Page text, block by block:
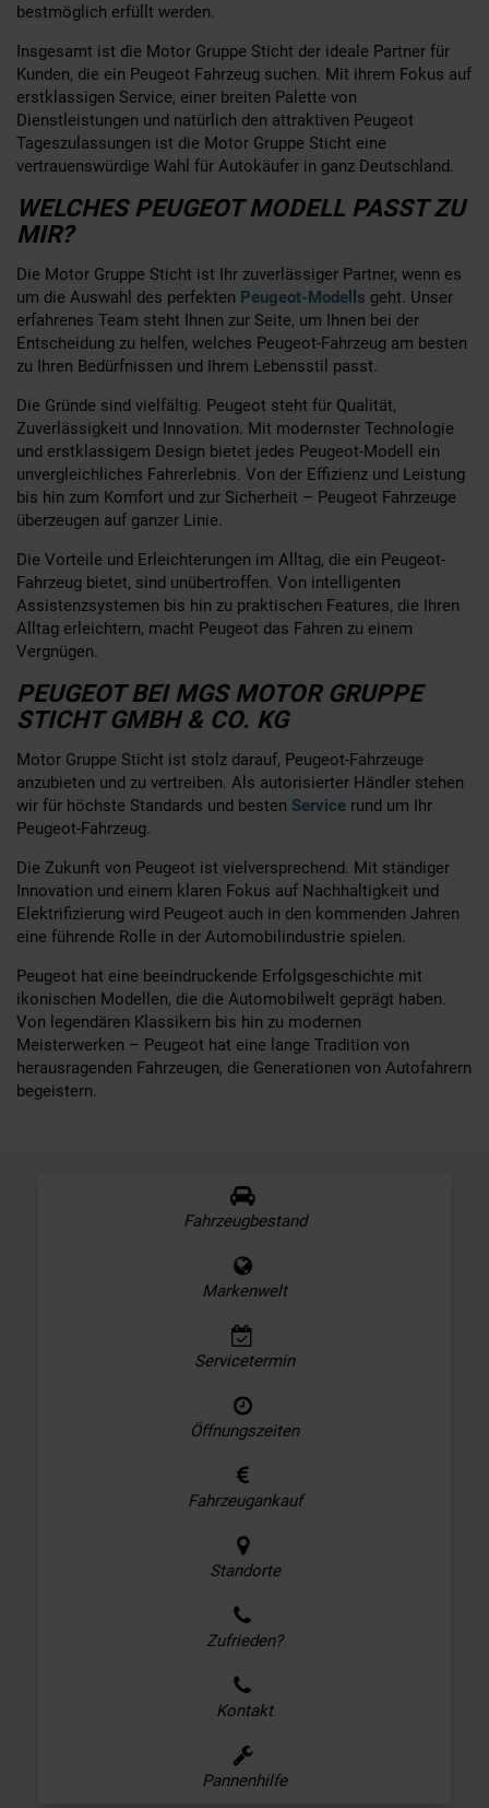
bestmöglich erfüllt werden.
Insgesamt ist die Motor Gruppe Sticht der ideale Partner für
Kunden, die ein Peugeot Fahrzeug suchen. Mit ihrem Fokus auf
erstklassigen Service, einer breiten Palette von
Dienstleistungen und natürlich den attraktiven Peugeot
Tageszulassungen ist die Motor Gruppe Sticht eine
vertrauenswürdige Wahl für Autokäufer in ganz Deutschland.
WELCHES PEUGEOT MODELL PASST ZU
MIR?
Die Motor Gruppe Sticht ist Ihr zuverlässiger Partner, wenn es
um die Auswahl des perfekten Peugeot-Modells geht. Unser
erfahrenes Team steht Ihnen zur Seite, um Ihnen bei der
Entscheidung zu helfen, welches Peugeot-Fahrzeug am besten
zu Ihren Bedürfnissen und Ihrem Lebensstil passt.
Die Gründe sind vielfältig. Peugeot steht für Qualität,
Zuverlässigkeit und Innovation. Mit modernster Technologie
und erstklassigem Design bietet jedes Peugeot-Modell ein
unvergleichliches Fahrerlebnis. Von der Effizienz und Leistung
bis hin zum Komfort und zur Sicherheit – Peugeot Fahrzeuge
überzeugen auf ganzer Linie.
Die Vorteile und Erleichterungen im Alltag, die ein Peugeot-
Fahrzeug bietet, sind unübertroffen. Von intelligenten
Assistenzsystemen bis hin zu praktischen Features, die Ihren
Alltag erleichtern, macht Peugeot das Fahren zu einem
Vergnügen.
PEUGEOT BEI MGS MOTOR GRUPPE
STICHT GMBH & CO. KG
Motor Gruppe Sticht ist stolz darauf, Peugeot-Fahrzeuge
anzubieten und zu vertreiben. Als autorisierter Händler stehen
wir für höchste Standards und besten Service rund um Ihr
Peugeot-Fahrzeug.
Die Zukunft von Peugeot ist vielversprechend. Mit ständiger
Innovation und einem klaren Fokus auf Nachhaltigkeit und
Elektrifizierung wird Peugeot auch in den kommenden Jahren
eine führende Rolle in der Automobilindustrie spielen.
Peugeot hat eine beeindruckende Erfolgsgeschichte mit
ikonischen Modellen, die die Automobilwelt geprägt haben.
Von legendären Klassikern bis hin zu modernen
Meisterwerken – Peugeot hat eine lange Tradition von
herausragenden Fahrzeugen, die Generationen von Autofahrern
begeistern.
Fahrzeugbestand
Markenwelt
Servicetermin
Öffnungszeiten
Fahrzeugankauf
Standorte
Zufrieden?
Kontakt
Pannenhilfe